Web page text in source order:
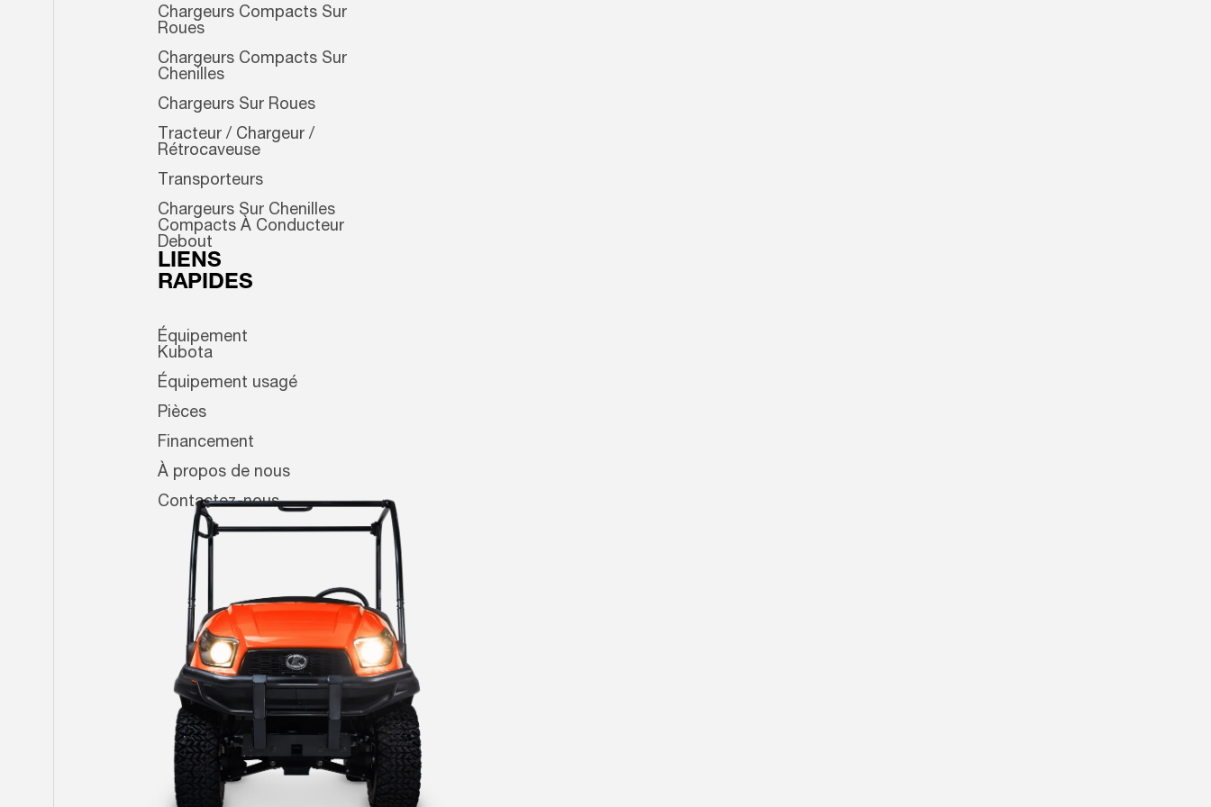
Chargeurs Compacts Sur
Roues
Chargeurs Compacts Sur
Chenilles
Chargeurs Sur Roues
Tracteur / Chargeur /
Rétrocaveuse
Transporteurs
Chargeurs Sur Chenilles
Compacts À Conducteur
Debout
LIENS
RAPIDES
Équipement
Kubota
Équipement usagé
Pièces
Financement
À propos de nous
Contactez-nous